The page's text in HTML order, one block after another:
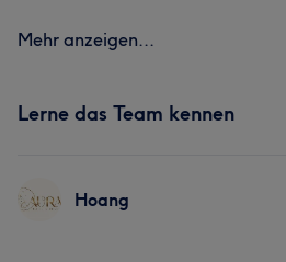
Mehr anzeigen...
Lerne das Team kennen
Hoang